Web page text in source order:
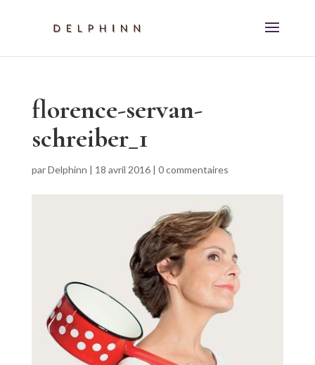
florence-servan-
schreiber_1
parDelphinn | 18 avril 2016| 0 commentaires